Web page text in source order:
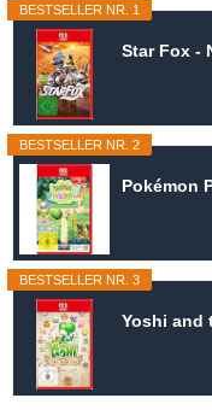
BESTSELLER NR. 1
Star Fox -
BESTSELLER NR. 2
Pokémon
BESTSELLER NR. 3
Yoshi and